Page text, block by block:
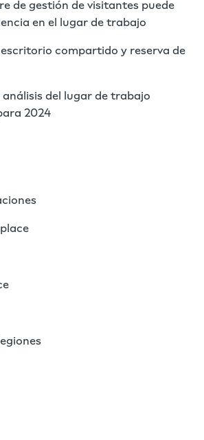
de gestión de visitantes puede
en el lugar de trabajo
compartido y reserva de
del lugar de trabajo
2024